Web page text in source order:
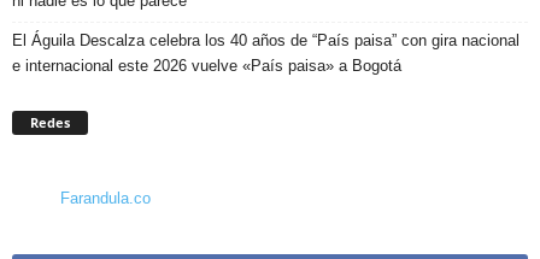
El Águila Descalza celebra los 40 años de “País paisa” con gira nacional
e internacional este 2026 vuelve «País paisa» a Bogotá
Redes
Farandula.co